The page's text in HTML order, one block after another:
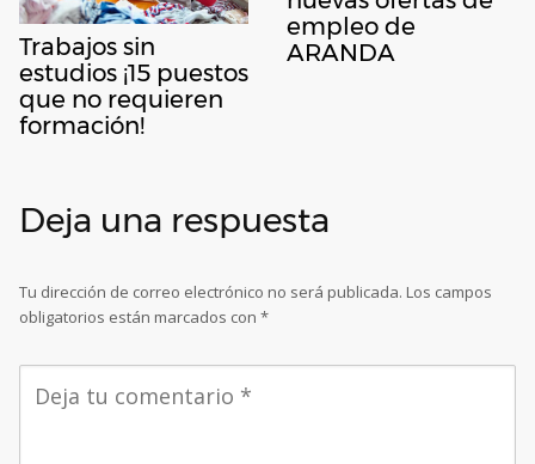
Trabajos sin
estudios ¡15 puestos
que no requieren
formación!
empleo de
ARANDA
Deja una respuesta
Tu dirección de correo electrónico no será publicada. Los campos
obligatorios están marcados con *